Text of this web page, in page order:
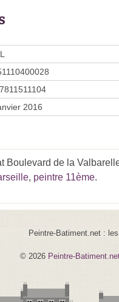
2016
Boulevard de la
, peintre 11ème.
Peintre-Batiment.net :
© 2026 Peintre-